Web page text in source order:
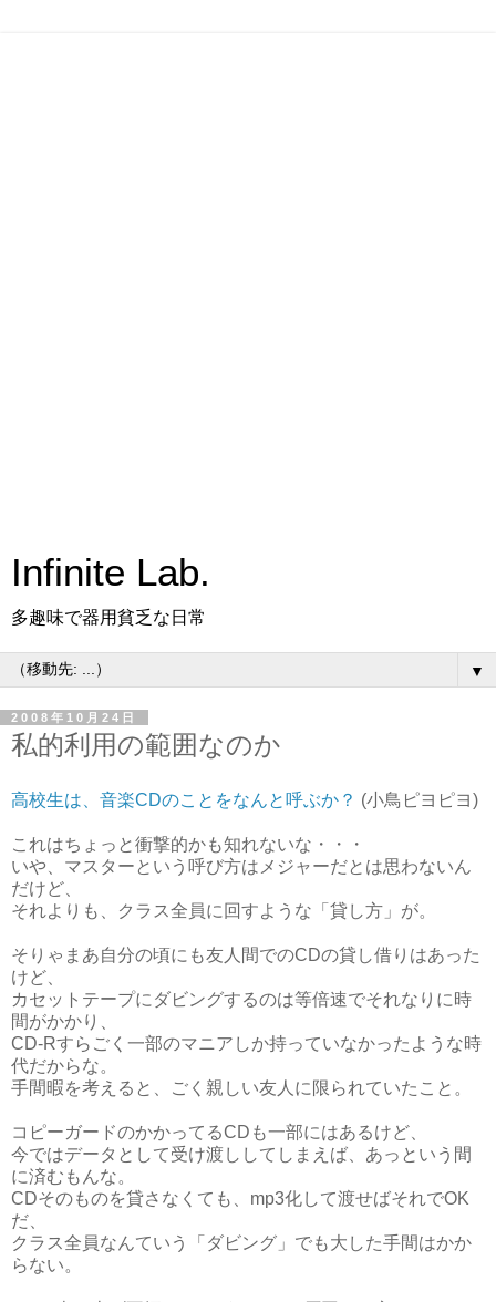
Infinite Lab.
多趣味で器用貧乏な日常
▼
2008年10月24日
私的利用の範囲なのか
高校生は、音楽CDのことをなんと呼ぶか？ (小鳥ピヨピヨ)
これはちょっと衝撃的かも知れないな・・・
いや、マスターという呼び方はメジャーだとは思わないん
だけど、
それよりも、クラス全員に回すような「貸し方」が。
そりゃまあ自分の頃にも友人間でのCDの貸し借りはあった
けど、
カセットテープにダビングするのは等倍速でそれなりに時
間がかかり、
CD-Rすらごく一部のマニアしか持っていなかったような時
代だからな。
手間暇を考えると、ごく親しい友人に限られていたこと。
コピーガードのかかってるCDも一部にはあるけど、
今ではデータとして受け渡ししてしまえば、あっという間
に済むもんな。
CDそのものを貸さなくても、mp3化して渡せばそれでOK
だ、
クラス全員なんていう「ダビング」でも大した手間はかか
らない。